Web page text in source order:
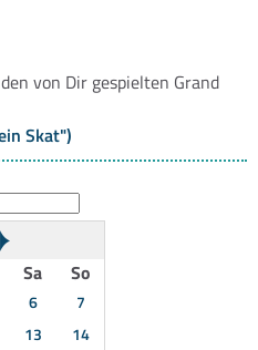
von Dir gespielten Grand
Skat")
Sa So
6
7
13
14